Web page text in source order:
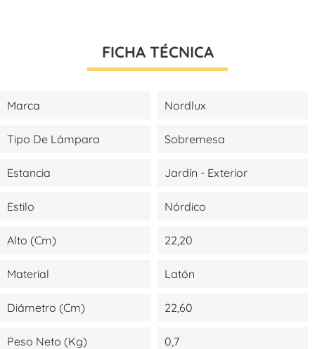
FICHA TÉCNICA
Marca Nordlux
Tipo De Lámpara Sobremesa
Estancia Jardín - Exterior
Estilo Nórdico
Alto (cm) 22,20
Material Latón
Diámetro (cm) 22,60
Peso Neto (kg) 0,7